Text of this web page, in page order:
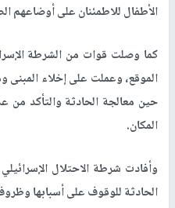
الأطفال للاطمئنان على أوضاعهم
كما وصلت قوات من الشرطة
الموقع، وعملت على إخلاء المبنى
حين معالجة الحادثة والتأكد من
المكان.
وأفادت شرطة الاحتلال
الحادثة للوقوف على أسبابها